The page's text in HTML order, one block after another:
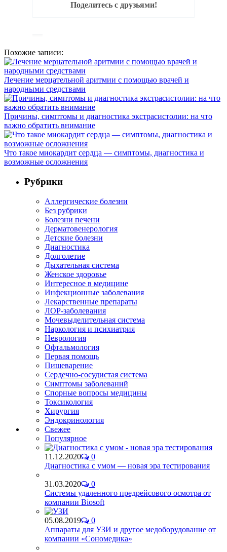
Поделитесь с друзьями!
Похожие записи:
Лечение мерцательной аритмии с помощью врачей и
народными средствами
Причины, симптомы и диагностика экстрасистолии: на что
важно обратить внимание
Что такое миокардит сердца — симптомы, диагностика и
возможные осложнения
Рубрики
Аллергические болезни
Без рубрики
Болезни печени
Дерматовенерология
Детские болезни
Диагностика
Долголетие
Дыхательная система
Женское здоровье
Интересное в медицине
Инфекционные заболевания
Лекарственные препараты
ЛОР-заболевания
Мочевыделительная система
Наркология и психиатрия
Неврология
Офтальмология
Первая помощь
Пищеварение
Сердечно-сосудистая система
Симптомы заболеваний
Спорные вопросы медицины
Токсикология
Хирургия
Эндокринология
Свежее
Популярное
11.12.2020
0
Диагностика с умом — новая эра тестирования
31.03.2020
0
Системы удаленного предрейсового осмотра от
компании Biosoft
05.08.2019
0
Аппараты для УЗИ и другое медоборудование от
компании «Сономедика»